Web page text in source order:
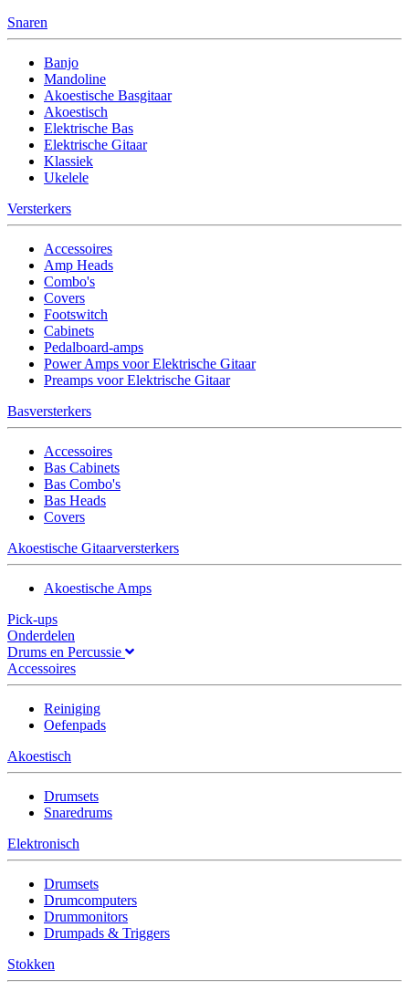
Snaren
Banjo
Mandoline
Akoestische Basgitaar
Akoestisch
Elektrische Bas
Elektrische Gitaar
Klassiek
Ukelele
Versterkers
Accessoires
Amp Heads
Combo's
Covers
Footswitch
Cabinets
Pedalboard-amps
Power Amps voor Elektrische Gitaar
Preamps voor Elektrische Gitaar
Basversterkers
Accessoires
Bas Cabinets
Bas Combo's
Bas Heads
Covers
Akoestische Gitaarversterkers
Akoestische Amps
Pick-ups
Onderdelen
Drums en Percussie
Accessoires
Reiniging
Oefenpads
Akoestisch
Drumsets
Snaredrums
Elektronisch
Drumsets
Drumcomputers
Drummonitors
Drumpads & Triggers
Stokken